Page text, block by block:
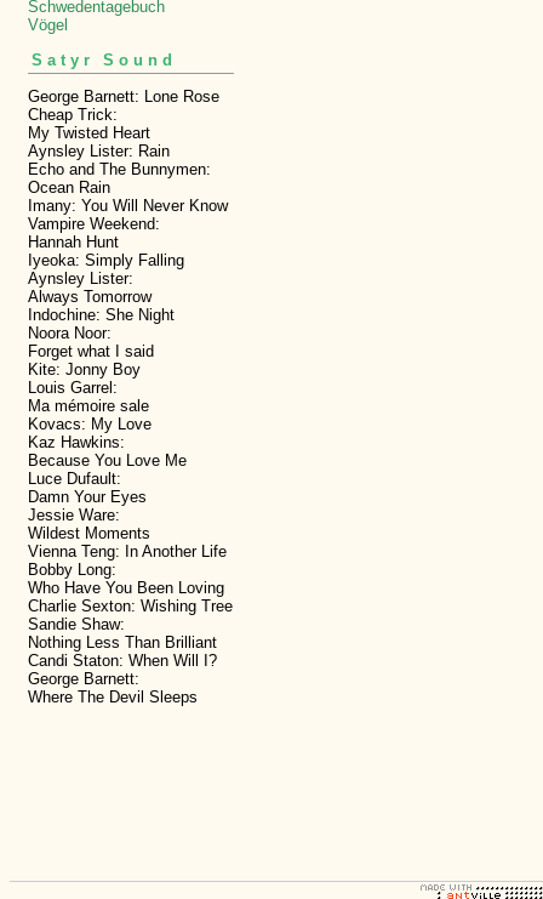
Schwedentagebuch
Vögel
Satyr Sound
George Barnett: Lone Rose
Cheap Trick:
My Twisted Heart
Aynsley Lister: Rain
Echo and The Bunnymen:
Ocean Rain
Imany: You Will Never Know
Vampire Weekend:
Hannah Hunt
Iyeoka: Simply Falling
Aynsley Lister:
Always Tomorrow
Indochine: She Night
Noora Noor:
Forget what I said
Kite: Jonny Boy
Louis Garrel:
Ma mémoire sale
Kovacs: My Love
Kaz Hawkins:
Because You Love Me
Luce Dufault:
Damn Your Eyes
Jessie Ware:
Wildest Moments
Vienna Teng: In Another Life
Bobby Long:
Who Have You Been Loving
Charlie Sexton: Wishing Tree
Sandie Shaw:
Nothing Less Than Brilliant
Candi Staton: When Will I?
George Barnett:
Where The Devil Sleeps